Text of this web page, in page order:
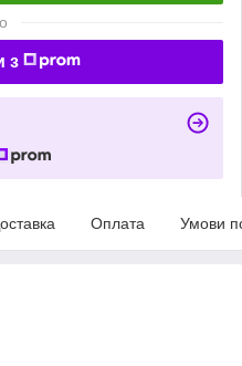
з
Оплата Умови